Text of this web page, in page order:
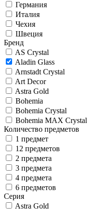
Германия
Италия
Чехия
Швеция
Бренд
AS Crystal
Aladin Glass
Arnstadt Crystal
Art Decor
Astra Gold
Bohemia
Bohemia Crystal
Bohemia MAX Crystal
Количество предметов
1 предмет
12 предметов
2 предмета
3 предмета
4 предмета
6 предметов
Серия
Astra Gold